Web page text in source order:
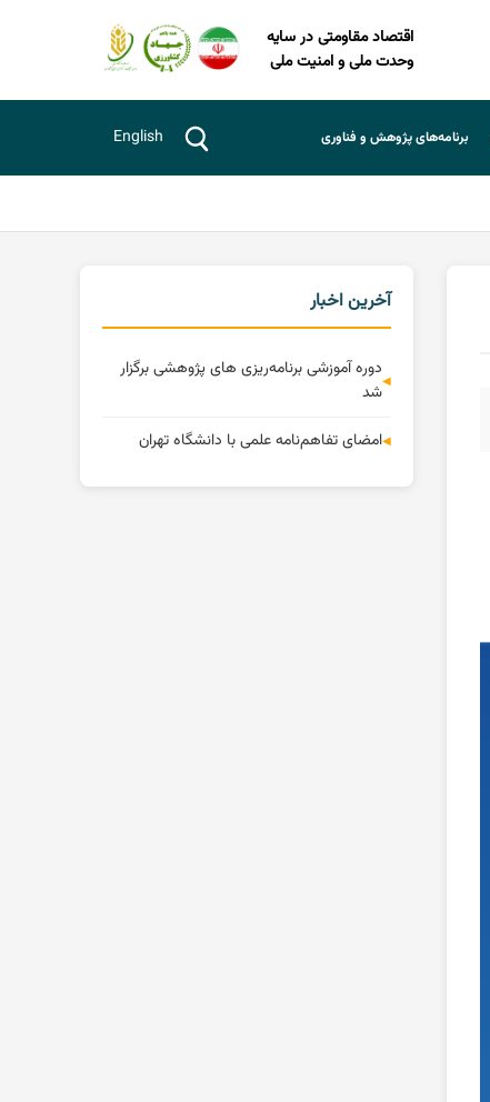
اقتصاد مقاومتی در سایه
وحدت ملی و امنیت ملی
برنامه‌های پژوهش و فناوری English
آخرین اخبار
دوره آموزشی برنامه‌ریزی های پژوهشی برگزار
شد
امضای تفاهم‌نامه علمی با دانشگاه تهران